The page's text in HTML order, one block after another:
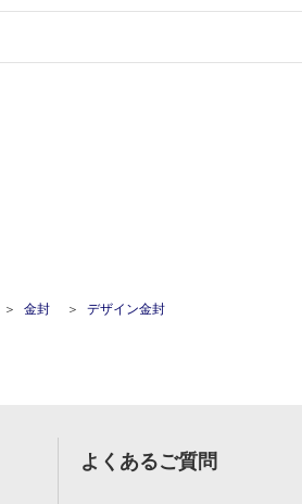
金封 デザイン金封
よくあるご質問